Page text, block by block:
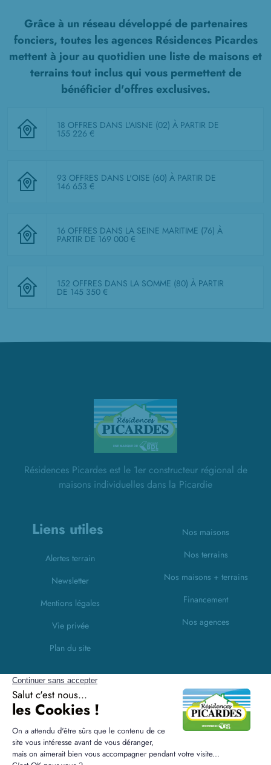
Grâce à un réseau développé de partenaires
fonciers, toutes les agences Résidences Picardes
mettent à jour au quotidien une liste de maisons et
terrains tout inclusqui vous permettent de
bénéficier d'offres exclusives.
18 OFFRES DANS L'AISNE (02) À PARTIR DE
155 226 €
93 OFFRES DANS L'OISE (60) À PARTIR DE
146 653 €
16 OFFRES DANS LA SEINE MARITIME (76) À
PARTIR DE 169 000 €
152 OFFRES DANS LA SOMME (80) À PARTIR
DE 145 350 €
Résidences Picardes est le 1er constructeur régional de
maisons individuelles dans la Picardie
Liens utiles
Alertes terrain
Newsletter
Mentions légales
Vie privée
Plan du site
Nos maisons
Nos terrains
Nos maisons + terrains
Financement
Nos agences